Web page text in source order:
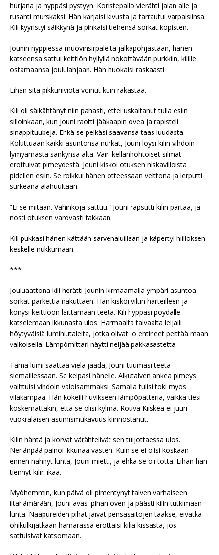
hurjana ja hyppäsi pystyyn. Koristepallo vierähti jalan alle ja
rusahti murskaksi. Hän karjaisi kivusta ja tarrautui varpaisiinsa.
Kili kyyristyi säikkynä ja pinkaisi tiehensä sorkat kopisten.
Jounin nyppiessä muovinsirpaleita jalkapohjastaan, hänen
katseensa sattui keittiön hyllyllä nököttävään purkkiin, kilille
ostamaansa joululahjaan. Hän huokaisi raskaasti.
Eihän sitä pikkuriiviötä voinut kuin rakastaa.
Kili oli säikähtänyt niin pahasti, ettei uskaltanut tulla esiin
silloinkaan, kun Jouni raotti jääkaapin ovea ja rapisteli
sinappituubeja. Ehkä se pelkäsi saavansa taas luudasta.
Koluttuaan kaikki asuntonsa nurkat, Jouni löysi kilin vihdoin
lymyämästä sänkynsä alta. Vain kellanhohtoiset silmät
erottuivat pimeydestä. Jouni kiskoi otuksen niskavilloista
pidellen esiin. Se roikkui hänen otteessaan velttona ja lerputti
surkeana alahuultaan.
”Ei se mitään. Vahinkoja sattuu.” Jouni rapsutti kilin partaa, ja
nosti otuksen varovasti takkaan.
Kili pukkasi hänen kättään sarvenaluillaan ja käpertyi hiilloksen
keskelle nukkumaan.
***
Jouluaattona kili herätti Jounin kirmaamalla ympäri asuntoa
sorkat parkettia nakuttaen. Hän kiskoi viltin harteilleen ja
könysi keittiöön laittamaan teetä. Kili hyppäsi pöydälle
katselemaan ikkunasta ulos. Harmaalta taivaalta leijaili
höytyväisiä lumihiutaleita, jotka olivat jo ehtineet peittää maan
valkoisella. Lämpömittari näytti neljää pakkasastetta.
Tämä lumi saattaa vielä jäädä, Jouni tuumasi teetä
siemaillessaan. Se kelpasi hänelle. Alkutalven ankea pimeys
vaihtuisi vihdoin valoisammaksi. Samalla tulisi toki myös
vilakampaa. Hän kokeili huvikseen lämpöpatteria, vaikka tiesi
koskemattakin, että se olisi kylmä. Rouva Kiiskeä ei juuri
vuokralaisen asumismukavuus kiinnostanut.
Kilin häntä ja korvat värähtelivät sen tuijottaessa ulos.
Nenänpää painoi ikkunaa vasten. Kuin se ei olisi koskaan
ennen nähnyt lunta, Jouni mietti, ja ehkä se oli totta. Eihän hän
tiennyt kilin ikää.
Myöhemmin, kun päivä oli pimentynyt talven varhaiseen
iltahämärään, Jouni avasi pihan oven ja päästi kilin tutkimaan
lunta. Naapureiden pihat jäivät pensasaitojen taakse, eivätkä
ohikulkijatkaan hämärässä erottaisi kiliä kissasta, jos
sattuisivat katsomaan.